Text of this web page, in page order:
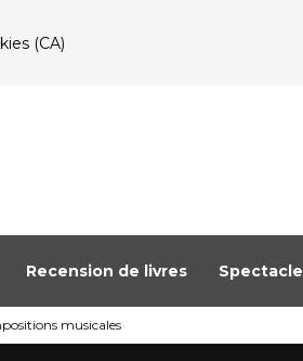
(CA)
Recension de livres Spectacle
musicales